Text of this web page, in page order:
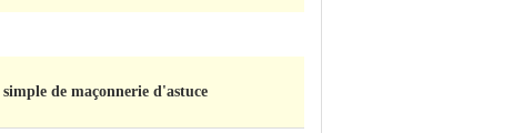
simple de maçonnerie d'astuce